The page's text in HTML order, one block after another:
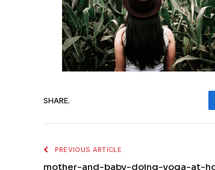
SHARE.
PREVIOUS ARTICLE
mother-and-baby-doing-yoga-at-